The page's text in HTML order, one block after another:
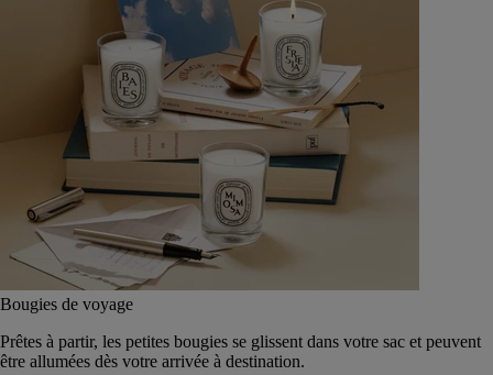
Bougies de voyage
Prêtes à partir, les petites bougies se glissent dans votre sac et peuvent
être allumées dès votre arrivée à destination.